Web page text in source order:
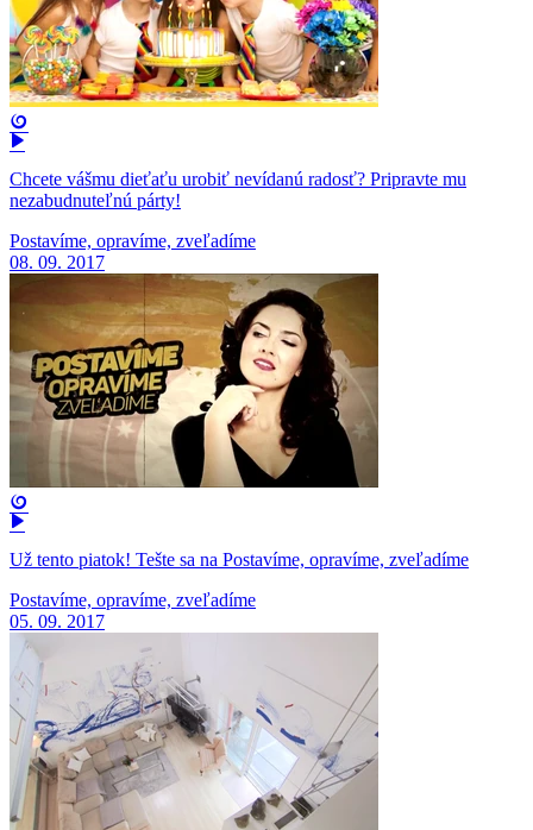
Chcete vášmu dieťaťu urobiť nevídanú radosť? Pripravte mu
nezabudnuteľnú párty!
Postavíme, opravíme, zveľadíme
08. 09. 2017
Už tento piatok! Tešte sa na Postavíme, opravíme, zveľadíme
Postavíme, opravíme, zveľadíme
05. 09. 2017